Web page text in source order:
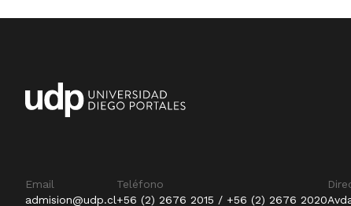
Email
admision@udp.cl
Teléfono
+56 (2) 2676 2015 / +56 (2) 2676 2020